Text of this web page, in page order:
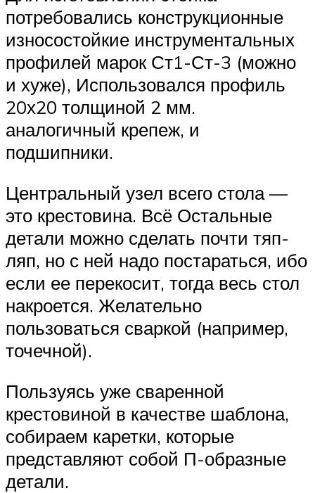
потребовались конструкционные
износостойкие инструментальных
профилей марок Ст1-Ст-3 (можно
и хуже), Использовался профиль
20х20 толщиной 2 мм.
аналогичный крепеж, и
подшипники.
Центральный узел всего стола —
это крестовина. Всё Остальные
детали можно сделать почти тяп-
ляп, но с ней надо постараться, ибо
если ее перекосит, тогда весь стол
накроется. Желательно
пользоваться сваркой (например,
точечной).
Пользуясь уже сваренной
крестовиной в качестве шаблона,
собираем каретки, которые
представляют собой П-образные
детали.